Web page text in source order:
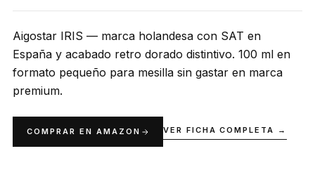
Aigostar IRIS — marca holandesa con SAT en
España y acabado retro dorado distintivo. 100 ml en
formato pequeño para mesilla sin gastar en marca
premium.
COMPRAR EN AMAZON VER FICHA COMPLETA →